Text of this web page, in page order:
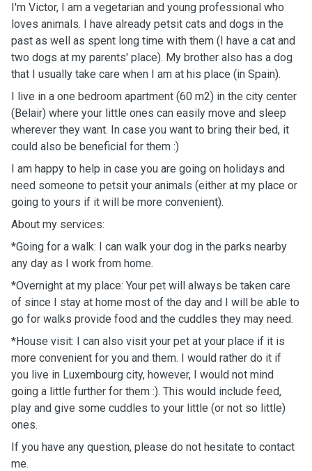
I'm Victor, I am a vegetarian and young professional who
loves animals. I have already petsit cats and dogs in the
past as well as spent long time with them (I have a cat and
two dogs at my parents' place). My brother also has a dog
that I usually take care when I am at his place (in Spain).
I live in a one bedroom apartment (60 m2) in the city center
(Belair) where your little ones can easily move and sleep
wherever they want. In case you want to bring their bed, it
could also be beneficial for them :)
I am happy to help in case you are going on holidays and
need someone to petsit your animals (either at my place or
going to yours if it will be more convenient).
About my services:
*Going for a walk: I can walk your dog in the parks nearby
any day as I work from home.
*Overnight at my place: Your pet will always be taken care
of since I stay at home most of the day and I will be able to
go for walks provide food and the cuddles they may need.
*House visit: I can also visit your pet at your place if it is
more convenient for you and them. I would rather do it if
you live in Luxembourg city, however, I would not mind
going a little further for them :). This would include feed,
play and give some cuddles to your little (or not so little)
ones.
If you have any question, please do not hesitate to contact
me.